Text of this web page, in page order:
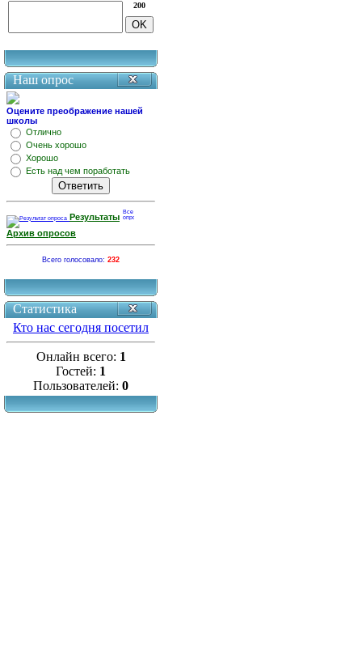
200
Наш опрос
Оцените преображение нашей
школы
Отлично
Очень хорошо
Хорошо
Есть над чем поработать
Результаты
Архив опросов
Всего голосовало: 232
Статистика
Кто нас сегодня посетил
Онлайн всего: 1
Гостей: 1
Пользователей: 0